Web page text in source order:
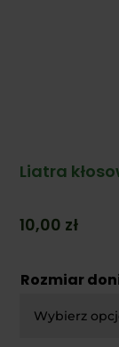
Liatra
10,00 zł
Rozmiar